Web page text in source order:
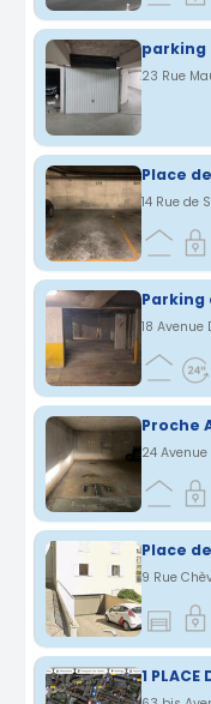
parking
23 Rue
Parking
9 Rue